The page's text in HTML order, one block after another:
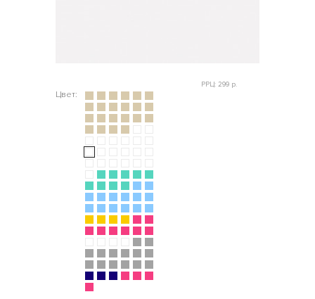
Цвет:
РРЦ: 299 р.